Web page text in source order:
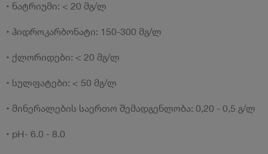
• ნატრიუმი: < 20 მგ/ლ
• ჰიდროკარბონატი: 150-300 მგ/ლ
• ქლორიდები: < 20 მგ/ლ
• სულფატები: < 50 მგ/ლ
• მინერალების საერთო შემადგენლობა: 0,20 - 0,5 გ/ლ
• pH- 6.0 - 8.0